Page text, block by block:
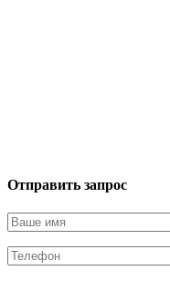
Отправить запрос